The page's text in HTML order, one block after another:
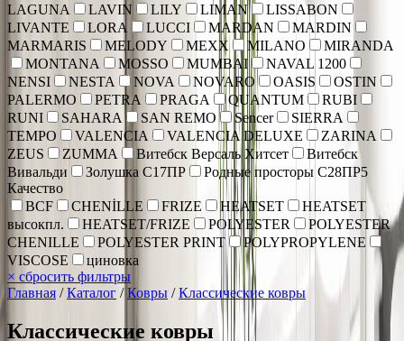
LAGUNA
LAVIN LILY LIMAN
LISSABON
LIVANTE
LORA LUCCI MARDAN
MARDIN
MARMARIS
MELODY MEXX MILANO
MIRANDA
MONTANA
MOSSO MUMBAI
NAVAL 1200
NENSI
NESTA NOVA NOVARO OASIS
OSTIN
PALERMO
PETRA PRAGA QUANTUM
RUBI
RUNI
SAHARA SAN REMO Sencer
SIERRA
TEMPO
VALENCIA VALENCIA DELUXE
ZARINA
ZEUS
ZUMMA Витебск Версаль Хитсет
Витебск
Вивальди
Золушка С17ПР
Родные просторы С28ПР5
Качество
BCF
CHENİLLE FRIZE HEATSET
HEATSET
высокпл.
HEATSET/FRIZE POLYESTER
POLYESTER
CHENILLE
POLYESTER PRINT
POLYPROPYLENE
VISCOSE
циновка
× сбросить фильтры
Главная /Каталог /Ковры /Классические ковры
Классические ковры